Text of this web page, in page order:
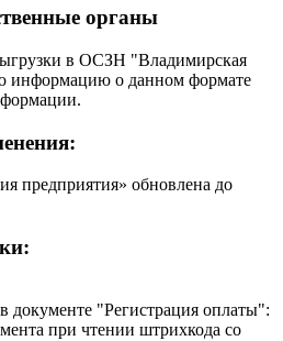
органы
в ОСЗН "Владимирская
информацию о данном формате
предприятия» обновлена до
документе "Регистрация оплаты":
при чтении штрихкода со